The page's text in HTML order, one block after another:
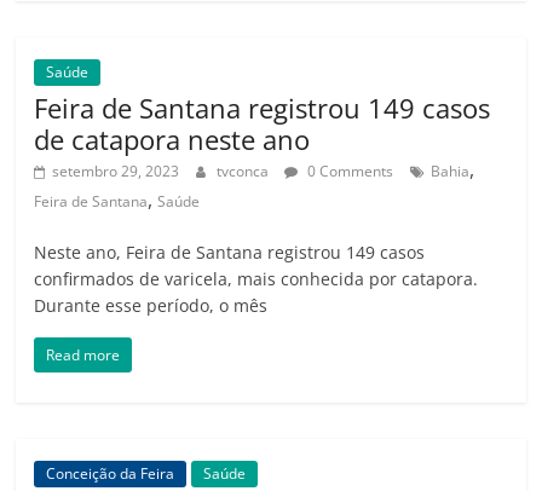
Saúde
Feira de Santana registrou 149 casos
de catapora neste ano
setembro 29, 2023 tvconca 0 Comments Bahia,
Feira de Santana,Saúde
Neste ano, Feira de Santana registrou 149 casos
confirmados de varicela, mais conhecida por catapora.
Durante esse período, o mês
Read more
Conceição da Feira Saúde